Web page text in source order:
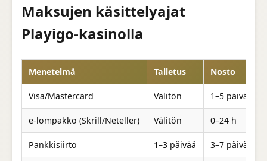
Maksujen käsittelyajat
Playigo-kasinolla
Menetelmä Talletus Nosto
Visa/Mastercard Välitön 1–5 päivää
e-lompakko (Skrill/Neteller) Välitön 0–24 h
Pankkisiirto 1–3 päivää 3–7 päivää